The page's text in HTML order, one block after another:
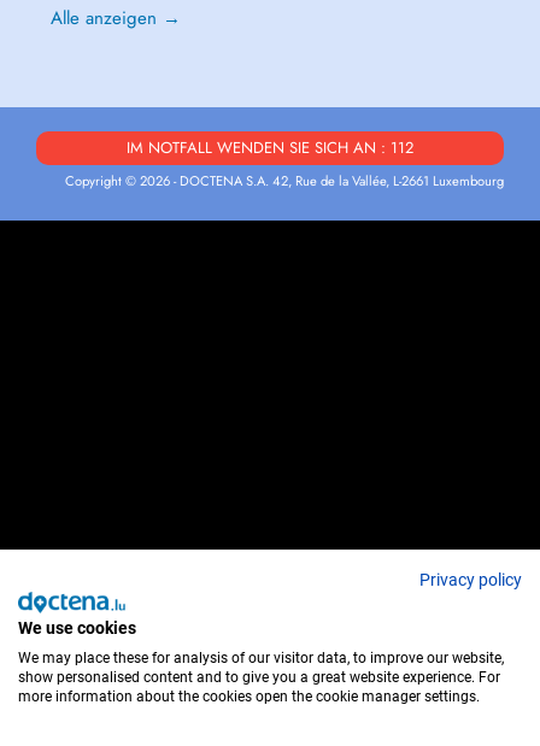
Alle anzeigen →
IM NOTFALL WENDEN SIE SICH AN : 112
Copyright © 2026 - DOCTENA S.A. 42, Rue de la Vallée, L-2661 Luxembourg
Privacy policy
We use cookies
We may place these for analysis of our visitor data, to improve our website,
show personalised content and to give you a great website experience. For
more information about the cookies open the cookie manager settings.